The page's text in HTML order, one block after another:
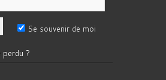
Se souvenir de moi
perdu ?